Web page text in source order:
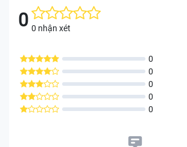
0 0 nhận xét
0
0
0
0
0